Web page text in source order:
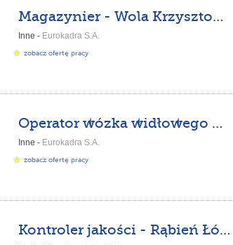
Magazynier - Wola Krzysztoporska
Inne - Eurokadra S.A.
zobacz ofertę pracy
Operator wózka widłowego UDT - Konstantynów Łódzki
Inne - Eurokadra S.A.
zobacz ofertę pracy
Kontroler jakości - Rąbień Łódź